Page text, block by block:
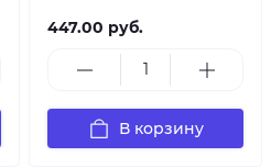
447.00 руб.
В корзину